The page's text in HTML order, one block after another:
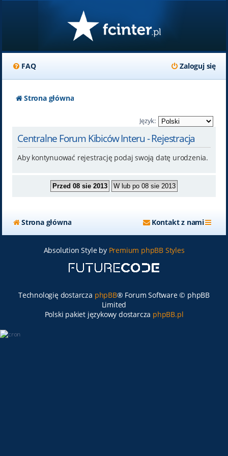
FAQ Zaloguj się
Strona główna
Język:
Centralne Forum Kibiców Interu - Rejestracja
Aby kontynuować rejestrację podaj swoją datę urodzenia.
Strona główna Kontakt z nami
Absolution Style by Premium phpBB Styles
Technologię dostarcza phpBB® Forum Software © phpBB
Limited
Polski pakiet językowy dostarcza phpBB.pl